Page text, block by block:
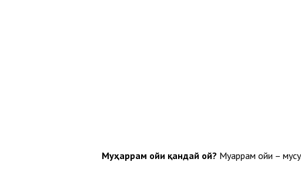
Муҳаррам ойи қандай ой? Муҳаррам ойи –